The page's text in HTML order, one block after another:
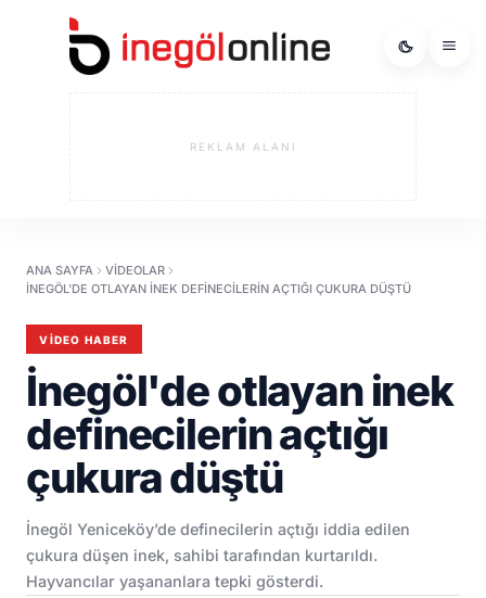
REKLAM ALANI
ANA SAYFA
VIDEOLAR
İNEGÖL'DE OTLAYAN INEK DEFINECILERIN AÇTIĞI ÇUKURA DÜŞTÜ
VIDEO HABER
İnegöl'de otlayan inek
definecilerin açtığı
çukura düştü
İnegöl Yeniceköy’de definecilerin açtığı iddia edilen
çukura düşen inek, sahibi tarafından kurtarıldı.
Hayvancılar yaşananlara tepki gösterdi.